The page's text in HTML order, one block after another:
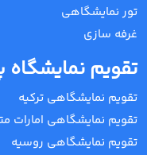
تور نمایشگاهی
غرفه سازی
تقویم نمایشگاه
تقویم نمایشگاهی ترکیه
تقویم نمایشگاهی امارات
تقویم نمایشگاهی روسیه